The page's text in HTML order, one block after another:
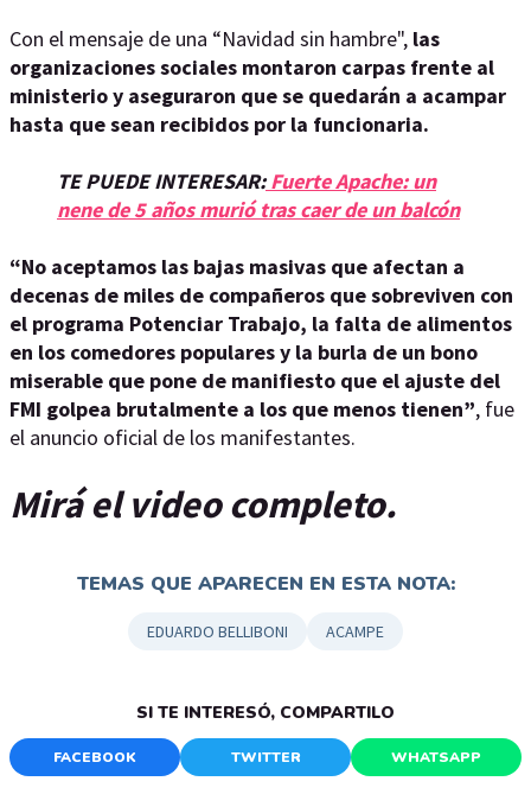
Con el mensaje de una “Navidad sin hambre", las
organizaciones sociales montaron carpas frente al
ministerio y aseguraron que se quedarán a acampar
hasta que sean recibidos por la funcionaria.
TE PUEDE INTERESAR:Fuerte Apache: un
nene de 5 años murió tras caer de un balcón
“No aceptamos las bajas masivas que afectan a
decenas de miles de compañeros que sobreviven con
el programa Potenciar Trabajo, la falta de alimentos
en los comedores populares y la burla de un bono
miserable que pone de manifiesto que el ajuste del
FMI golpea brutalmente a los que menos tienen”, fue
el anuncio oficial de los manifestantes.
Mirá el video completo.
TEMAS QUE APARECEN EN ESTA NOTA:
EDUARDO BELLIBONI ACAMPE
SI TE INTERESÓ, COMPARTILO
FACEBOOK TWITTER WHATSAPP